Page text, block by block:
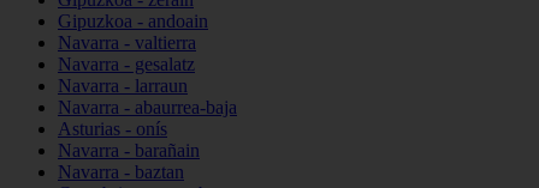
Gipuzkoa - andoain
Navarra - valtierra
Navarra - gesalatz
Navarra - larraun
Navarra - abaurrea-baja
Asturias - onís
Navarra - barañain
Navarra - baztan